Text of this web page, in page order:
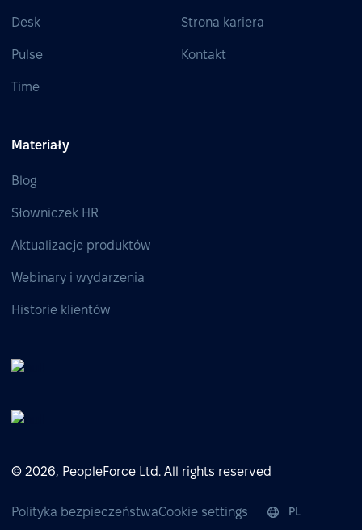
Desk
Pulse
Time
Strona kariera
Kontakt
Materiały
Blog
Słowniczek HR
Aktualizacje produktów
Webinary i wydarzenia
Historie klientów
© 2026, PeopleForce Ltd. All rights reserved
Polityka bezpieczeństwaCookie settings PL